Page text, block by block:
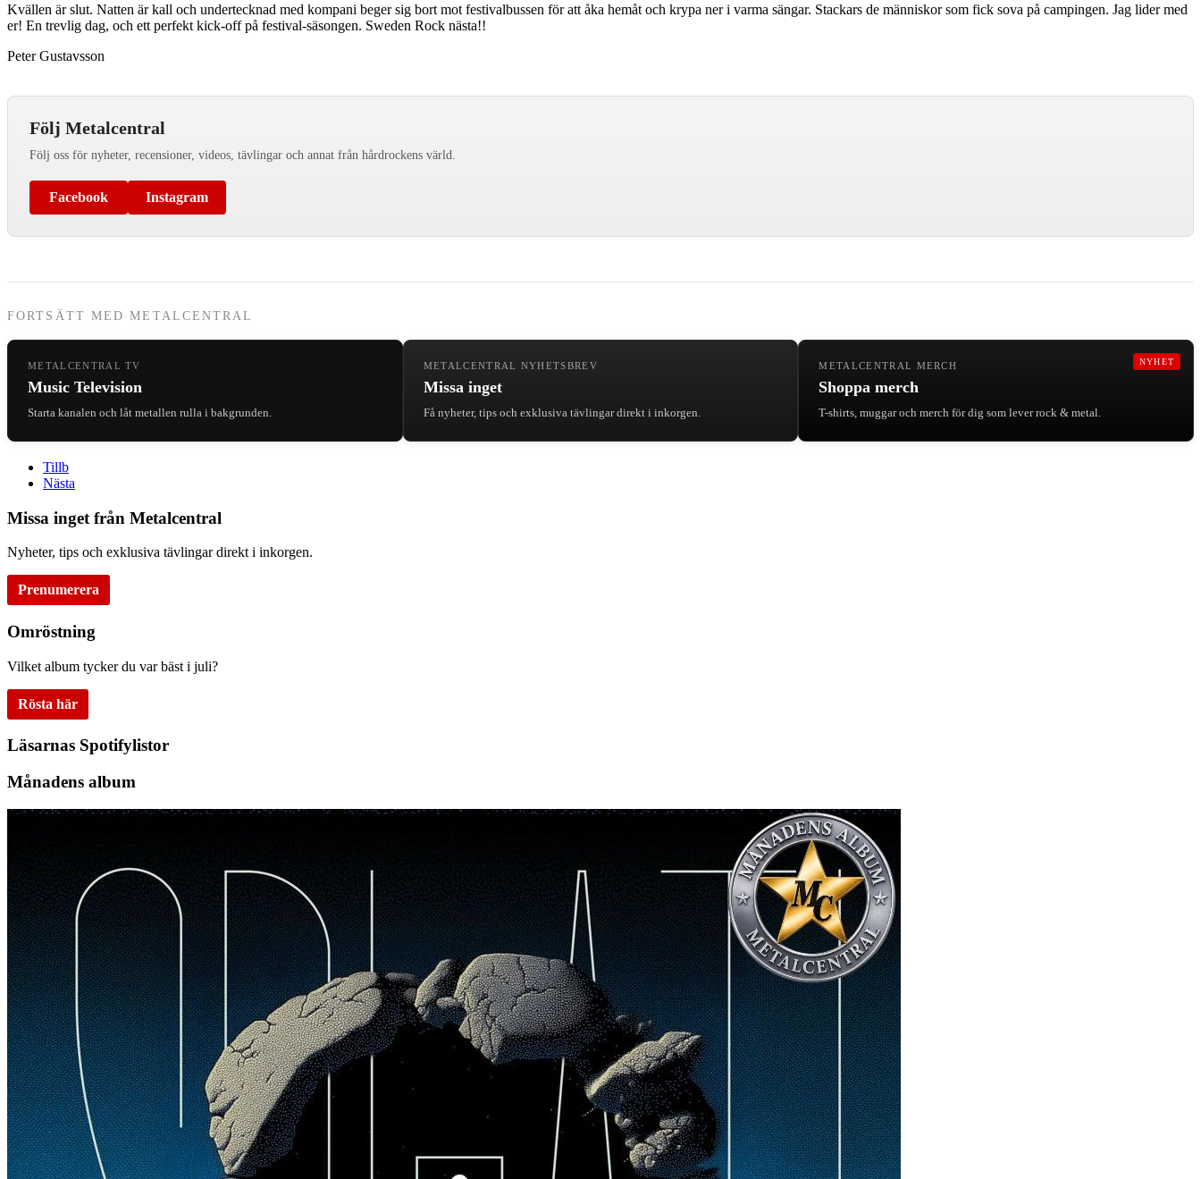
Kvällen är slut. Natten är kall och undertecknad med kompani beger sig bort mot festivalbussen för att åka hemåt och krypa ner i varma sängar. Stackars de människor som fick sova på campingen. Jag lider med
er! En trevlig dag, och ett perfekt kick-off på festival-säsongen. Sweden Rock nästa!!
Peter Gustavsson
Följ Metalcentral
Följ oss för nyheter, recensioner, videos, tävlingar och annat från hårdrockens värld.
Facebook Instagram
FORTSÄTT MED METALCENTRAL
METALCENTRAL TV
Music Television
Starta kanalen och låt metallen rulla i bakgrunden.
METALCENTRAL NYHETSBREV
Missa inget
Få nyheter, tips och exklusiva tävlingar direkt i inkorgen.
NYHET
METALCENTRAL MERCH
Shoppa merch
T-shirts, muggar och merch för dig som lever rock & metal.
Tillb
Nästa
Missa inget från Metalcentral
Nyheter, tips och exklusiva tävlingar direkt i inkorgen.
Prenumerera
Omröstning
Vilket album tycker du var bäst i juli?
Rösta här
Läsarnas Spotifylistor
Månadens album